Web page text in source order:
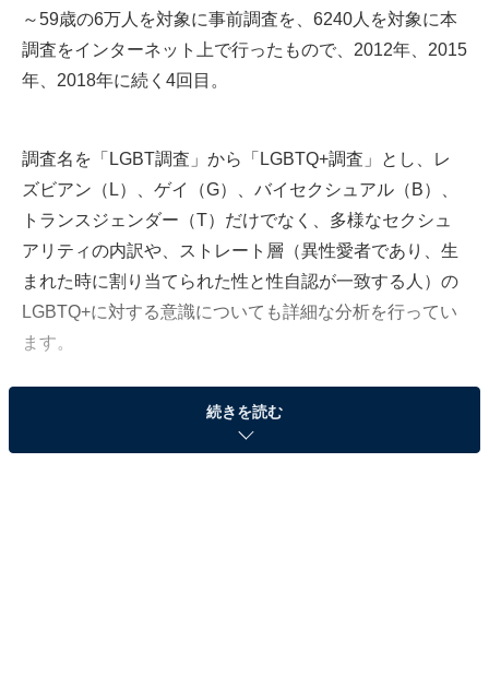
～59歳の6万人を対象に事前調査を、6240人を対象に本
調査をインターネット上で行ったもので、2012年、2015
年、2018年に続く4回目。
調査名を「LGBT調査」から「LGBTQ+調査」とし、レ
ズビアン（L）、ゲイ（G）、バイセクシュアル（B）、
トランスジェンダー（T）だけでなく、多様なセクシュ
アリティの内訳や、ストレート層（異性愛者であり、生
まれた時に割り当てられた性と性自認が一致する人）の
LGBTQ+に対する意識についても詳細な分析を行ってい
ます。
「LGBT」の浸透率は約8割
続きを読む